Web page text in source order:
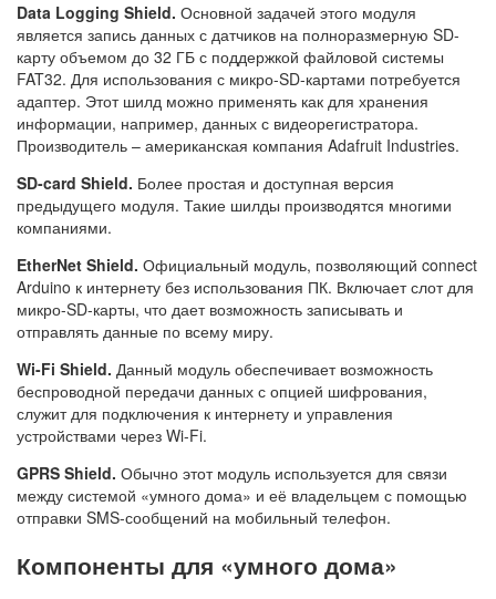
Data Logging Shield. Основной задачей этого модуля
является запись данных с датчиков на полноразмерную SD-
карту объемом до 32 ГБ с поддержкой файловой системы
FAT32. Для использования с микро-SD-картами потребуется
адаптер. Этот шилд можно применять как для хранения
информации, например, данных с видеорегистратора.
Производитель – американская компания Adafruit Industries.
SD-card Shield. Более простая и доступная версия
предыдущего модуля. Такие шилды производятся многими
компаниями.
EtherNet Shield. Официальный модуль, позволяющий connect
Arduino к интернету без использования ПК. Включает слот для
микро-SD-карты, что дает возможность записывать и
отправлять данные по всему миру.
Wi-Fi Shield. Данный модуль обеспечивает возможность
беспроводной передачи данных с опцией шифрования,
служит для подключения к интернету и управления
устройствами через Wi-Fi.
GPRS Shield. Обычно этот модуль используется для связи
между системой «умного дома» и её владельцем с помощью
отправки SMS-сообщений на мобильный телефон.
Компоненты для «умного дома»